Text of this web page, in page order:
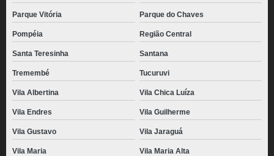
Parque Vitória Parque do Chaves
Pompéia Região Central
Santa Teresinha Santana
Tremembé Tucuruvi
Vila Albertina Vila Chica Luíza
Vila Endres Vila Guilherme
Vila Gustavo Vila Jaraguá
Vila Maria Vila Maria Alta